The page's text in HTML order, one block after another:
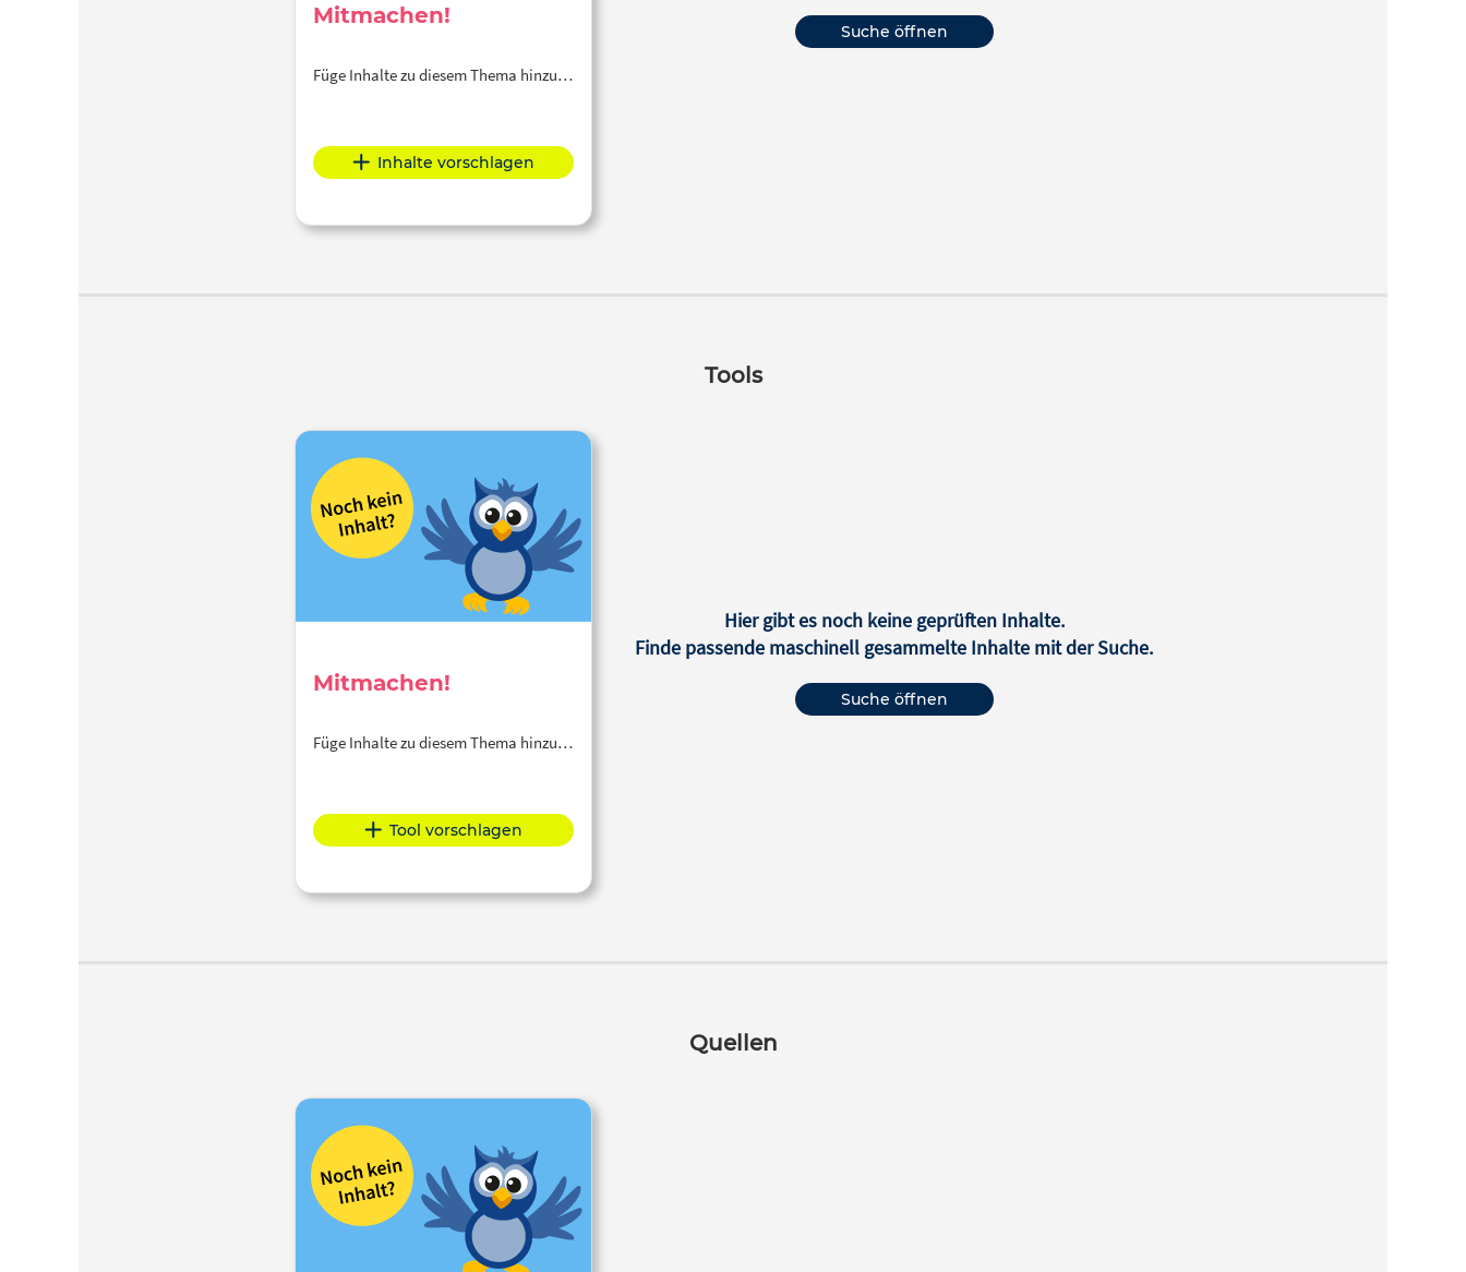
Mitmachen!
Füge Inhalte zu diesem Thema hinzu…
Inhalte vorschlagen
Suche öffnen
Tools
Mitmachen!
Füge Inhalte zu diesem Thema hinzu…
Tool vorschlagen
Hier gibt es noch keine geprüften Inhalte.
Finde passende maschinell gesammelte Inhalte mit der Suche.
Suche öffnen
Quellen